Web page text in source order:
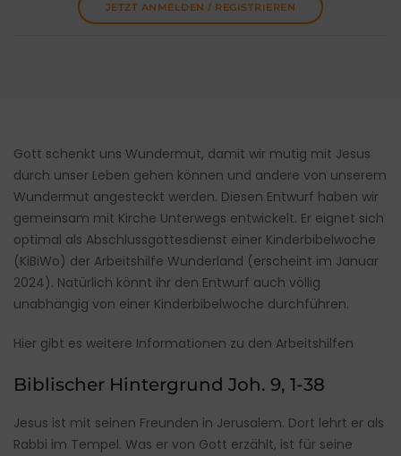
JETZT ANMELDEN / REGISTRIEREN
Gott schenkt uns Wundermut, damit wir mutig mit Jesus
durch unser Leben gehen können und andere von unserem
Wundermut angesteckt werden. Diesen Entwurf haben wir
gemeinsam mit Kirche Unterwegs entwickelt. Er eignet sich
optimal als Abschlussgottesdienst einer Kinderbibelwoche
(KiBiWo) der Arbeitshilfe Wunderland (erscheint im Januar
2024). Natürlich könnt ihr den Entwurf auch völlig
unabhängig von einer Kinderbibelwoche durchführen.
Hier gibt es weitere Informationen zu den Arbeitshilfen
Biblischer Hintergrund Joh. 9, 1-38
Jesus ist mit seinen Freunden in Jerusalem. Dort lehrt er als
Rabbi im Tempel. Was er von Gott erzählt, ist für seine